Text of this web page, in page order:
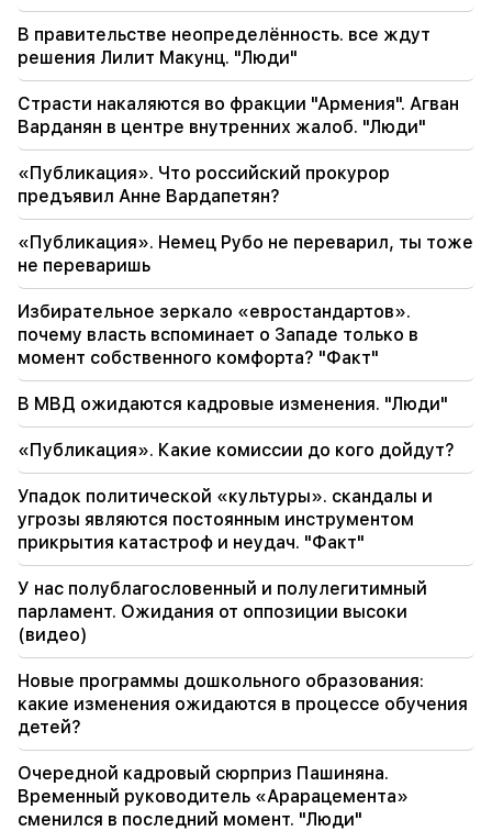
18:11
Трагический инцидент на свалке Нубарашени
18:01
Алла Пугачева рассматривает возможность
возвращения на сцену из-за финансовых
проблем
17:52
Иран и Оман договорились возобновить
судоходство через Ормузский пролив. Аль-
Арабия
17:17
Зеленский надеется, что Украина
разработает собственную баллистическую
17:12
Кобахидзе. Двери Грузии открыты для всех
В правительстве неопределённость. все ждут
решения Лилит Макунц. "Люди"
Страсти накаляются во фракции "Армения". Агван
Варданян в центре внутренних жалоб. "Люди"
«Публикация». Что российский прокурор
предъявил Анне Вардапетян?
«Публикация». Немец Рубо не переварил, ты тоже
не переваришь
Избирательное зеркало «евростандартов».
почему власть вспоминает о Западе только в
момент собственного комфорта? "Факт"
В МВД ожидаются кадровые изменения. "Люди"
«Публикация». Какие комиссии до кого дойдут?
Упадок политической «культуры». скандалы и
угрозы являются постоянным инструментом
прикрытия катастроф и неудач. "Факт"
У нас полублагословенный и полулегитимный
парламент. Ожидания от оппозиции высоки
(видео)
Новые программы дошкольного образования:
какие изменения ожидаются в процессе обучения
детей?
Очередной кадровый сюрприз Пашиняна.
Временный руководитель «Арарацемента»
сменился в последний момент. "Люди"